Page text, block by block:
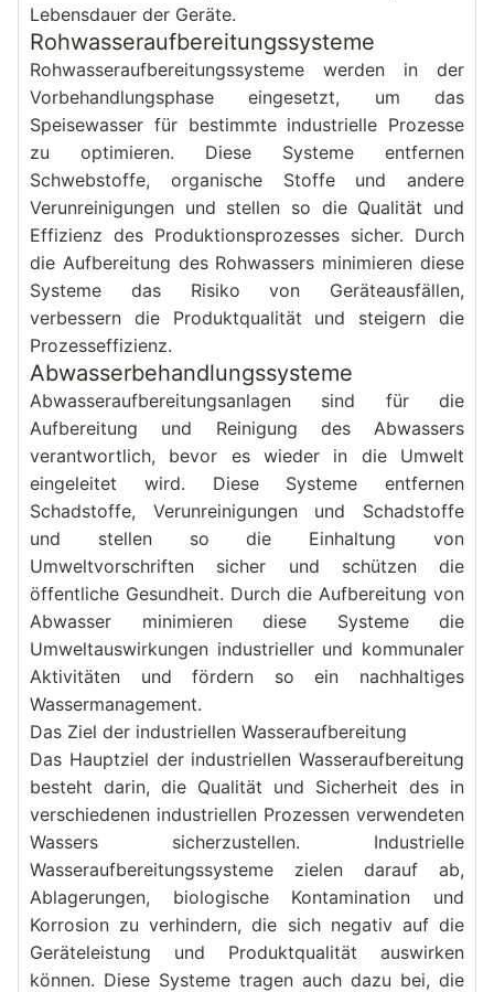
Lebensdauer der Geräte.
Rohwasseraufbereitungssysteme
Rohwasseraufbereitungssysteme werden in der
Vorbehandlungsphase eingesetzt, um das
Speisewasser für bestimmte industrielle Prozesse
zu optimieren. Diese Systeme entfernen
Schwebstoffe, organische Stoffe und andere
Verunreinigungen und stellen so die Qualität und
Effizienz des Produktionsprozesses sicher. Durch
die Aufbereitung des Rohwassers minimieren diese
Systeme das Risiko von Geräteausfällen,
verbessern die Produktqualität und steigern die
Prozesseffizienz.
Abwasserbehandlungssysteme
Abwasseraufbereitungsanlagen sind für die
Aufbereitung und Reinigung des Abwassers
verantwortlich, bevor es wieder in die Umwelt
eingeleitet wird. Diese Systeme entfernen
Schadstoffe, Verunreinigungen und Schadstoffe
und stellen so die Einhaltung von
Umweltvorschriften sicher und schützen die
öffentliche Gesundheit. Durch die Aufbereitung von
Abwasser minimieren diese Systeme die
Umweltauswirkungen industrieller und kommunaler
Aktivitäten und fördern so ein nachhaltiges
Wassermanagement.
Das Ziel der industriellen Wasseraufbereitung
Das Hauptziel der industriellen Wasseraufbereitung
besteht darin, die Qualität und Sicherheit des in
verschiedenen industriellen Prozessen verwendeten
Wassers sicherzustellen. Industrielle
Wasseraufbereitungssysteme zielen darauf ab,
Ablagerungen, biologische Kontamination und
Korrosion zu verhindern, die sich negativ auf die
Geräteleistung und Produktqualität auswirken
können. Diese Systeme tragen auch dazu bei, die